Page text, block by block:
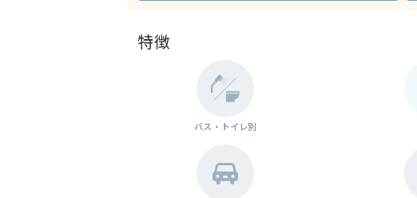
特徴
バス・トイレ別